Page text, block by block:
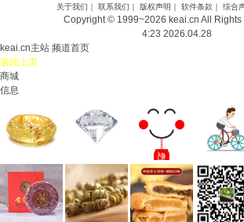
关于我们 ｜ 联系我们 ｜ 版权声明 ｜ 软件条款 ｜ 综合
Copyright © 1999~2026 keai.cn All Rights
4:23 2026.04.28
keai.cn主站 频道首页
返回上页
商城
信息